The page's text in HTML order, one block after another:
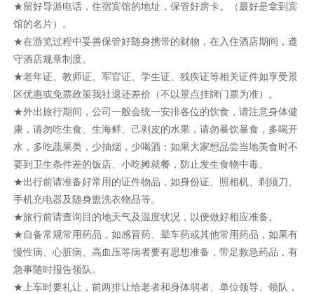
★留好导游电话，住宿宾馆的地址，保管好房卡。（最好是拿到宾
馆的名片）。
★在游览过程中妥善保管好随身携带的财物，在入住酒店期间，遵
守酒店规章制度。
★老年证、教师证、军官证、学生证、残疾证等相关证件如享受景
区优惠或免票政策我社退还差价（不以景点挂牌门票为准）。
★外出旅行期间，公司一般会统一安排各位的饮食，请注意身体健
康，请勿吃生食、生海鲜、己剥皮的水果，请勿暴饮暴食，多喝开
水，多吃蔬果类，少抽烟，少喝酒；如果大家想品尝当地美食时不
要到卫生条件差的饭店、小吃摊就餐，防止发生食物中毒。
★出行前请准备好常用的证件物品，如身份证、照相机、剃须刀、
手机充电器及随身盥洗衣物品等。
★旅行前请查询目的地天气及温度状况，以便做好相应准备。
★自备常规常用药品，如感冒药、晕车药或其他常用药品，如果有
慢性病、心脏病、高血压等病者要有思想准备，带足救急药品，有
急事随时报告领队。
★上车时要礼让，前两排让给老者和身体弱者、单位领导、领队，